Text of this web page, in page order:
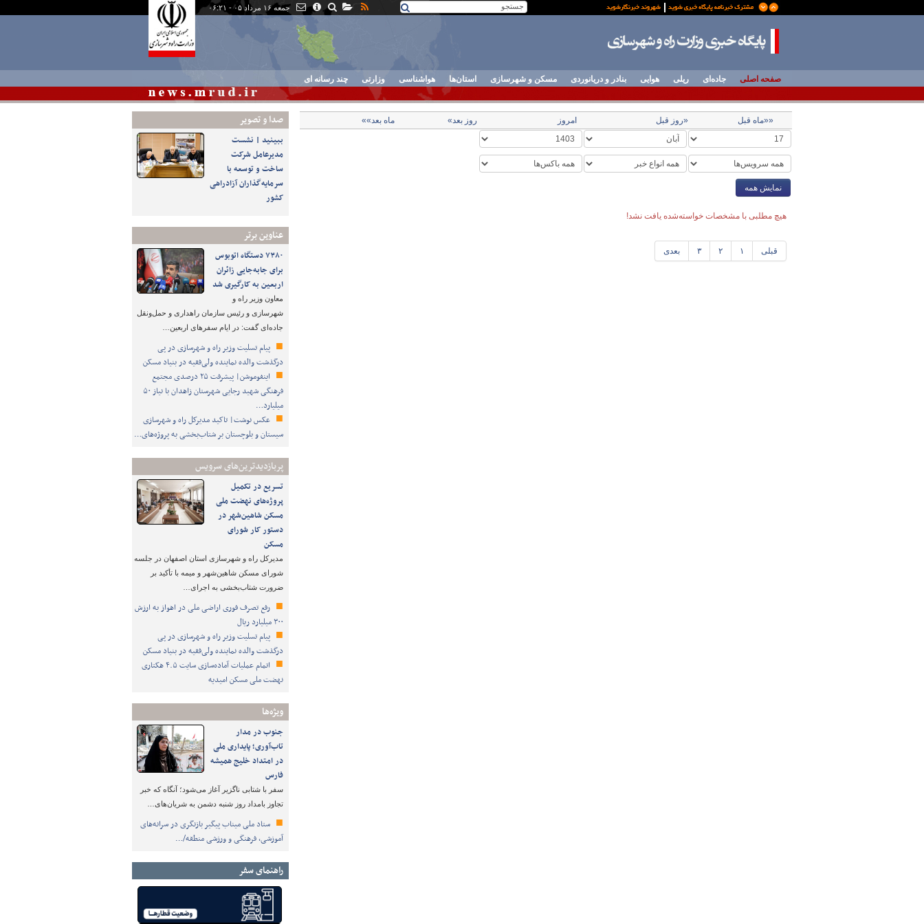
جمعه ۱۶ مرداد ۰۵ - ۰۶:۲۱
صفحه اصلی جاده‌ای ریلی هوایی بنادر و دریانوردی مسکن و شهرسازی استان‌ها هواشناسی وزارتی چند رسانه ای
صدا و تصوير
ببینید | نشست
مدیرعامل شرکت
ساخت و توسعه با
سرمایه‌گذاران آزادراهی
کشور
عناوین برتر
۷۳۸۰ دستگاه اتوبوس
برای جابه‌جایی زائران
اربعین به‌ کارگیری شد
معاون وزیر راه و
شهرسازی و رئیس سازمان راهداری و حمل‌ونقل
جاده‌ای گفت: در ایام سفرهای اربعین…
پیام تسلیت وزیر راه و شهرسازی در پی
درگذشت والده نماینده ولی‌فقیه در بنیاد مسکن
اینفوموشن| پیشرفت ۲۵ درصدی مجتمع
فرهنگی شهید رجایی شهرستان زاهدان با نیاز ۵۰
میلیارد…
عکس نوشت| تاکید مدیرکل راه و شهرسازی
سیستان و بلوچستان بر شتاب‌بخشی به پروژه‌های…
پربازدیدترین‌های سرویس
تسریع در تکمیل
پروژه‌های نهضت ملی
مسکن شاهین‌شهر در
دستور کار شورای
مسکن
مدیرکل راه و شهرسازی استان اصفهان در جلسه
شورای مسکن شاهین‌شهر و میمه با تأکید بر
ضرورت شتاب‌بخشی به اجرای…
رفع تصرف فوری اراضی ملی در اهواز به ارزش
۳۰۰ میلیارد ریال
پیام تسلیت وزیر راه و شهرسازی در پی
درگذشت والده نماینده ولی‌فقیه در بنیاد مسکن
اتمام عملیات آماده‌سازی سایت ۴.۵ هکتاری
نهضت ملی مسکن امیدیه
ویژه‌ها
جنوب در مدار
تاب‌آوری؛ پایداری ملی
در امتداد خلیج همیشه
فارس
سفر با شتابی ناگزیر آغاز می‌شود؛ آنگاه که خبر
تجاوز بامداد روز شنبه دشمن به شریان‌های…
ستاد ملی میناب پیگیر بازنگری در سرانه‌های
آموزشی، فرهنگی و ورزشی منطقه/…
راهنمای سفر
««ماه قبل «روز قبل امروز روز بعد» ماه بعد»»
نمایش همه
هیچ مطلبی با مشخصات خواسته‌شده یافت نشد!
قبلی ۱ ۲ ۳ بعدی